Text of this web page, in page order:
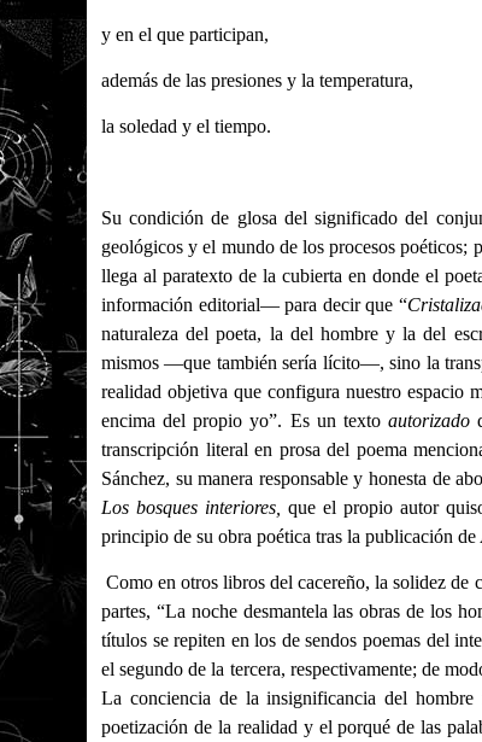
y en el que participan,
además de las presiones y la temperatura,
la soledad y el tiempo.
Su condición de glosa del significado del
geológicos y el mundo de los procesos poéticos;
llega al paratexto de la cubierta en donde el
información editorial— para decir que “
naturaleza del poeta, la del hombre y la del
mismos —que también sería lícito—, sino la
realidad objetiva que configura nuestro espacio
encima del propio yo”. Es un texto autorizado
transcripción literal en prosa del poema
Sánchez, su manera responsable y honesta de
Los bosques interiores, que el propio autor
principio de su obra poética tras la publicación de
Como en otros libros del cacereño, la solidez de
partes, “La noche desmantela las obras de los
títulos se repiten en los de sendos poemas del
el segundo de la tercera, respectivamente; de
La conciencia de la insignificancia del
poetización de la realidad y el porqué de las